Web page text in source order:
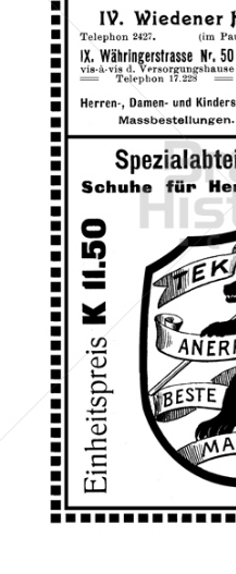
Ferdinand Beck, Wien